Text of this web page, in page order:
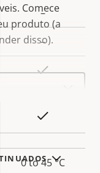
–
–
Sim
0 to 45 °C
Comece
produto (a
disso).